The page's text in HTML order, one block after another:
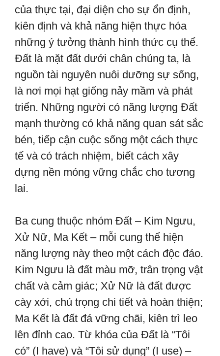
của thực tại, đại diện cho sự ổn định,
kiên định và khả năng hiện thực hóa
những ý tưởng thành hình thức cụ thể.
Đất là mặt đất dưới chân chúng ta, là
nguồn tài nguyên nuôi dưỡng sự sống,
là nơi mọi hạt giống nảy mầm và phát
triển. Những người có năng lượng Đất
mạnh thường có khả năng quan sát sắc
bén, tiếp cận cuộc sống một cách thực
tế và có trách nhiệm, biết cách xây
dựng nền móng vững chắc cho tương
lai.
Ba cung thuộc nhóm Đất – Kim Ngưu,
Xử Nữ, Ma Kết – mỗi cung thể hiện
năng lượng này theo một cách độc đáo.
Kim Ngưu là đất màu mỡ, trân trọng vật
chất và cảm giác; Xử Nữ là đất được
cày xới, chú trọng chi tiết và hoàn thiện;
Ma Kết là đất đá vững chãi, kiên trì leo
lên đỉnh cao. Từ khóa của Đất là “Tôi
có” (I have) và “Tôi sử dụng” (I use) –